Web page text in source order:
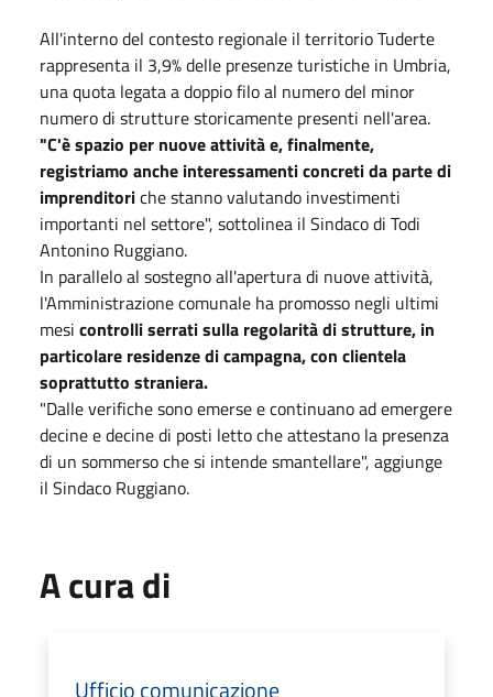
All'interno del contesto regionale il territorio Tuderte
rappresenta il 3,9% delle presenze turistiche in Umbria,
una quota legata a doppio filo al numero del minor
numero di strutture storicamente presenti nell'area.
"C'è spazio per nuove attività e, finalmente,
registriamo anche interessamenti concreti da parte di
imprenditoriche stanno valutando investimenti
importanti nel settore", sottolinea il Sindaco di Todi
Antonino Ruggiano.
In parallelo al sostegno all'apertura di nuove attività,
l'Amministrazione comunale ha promosso negli ultimi
mesi controlli serrati sulla regolarità di strutture, in
particolare residenze di campagna, con clientela
soprattutto straniera.
"Dalle verifiche sono emerse e continuano ad emergere
decine e decine di posti letto che attestano la presenza
di un sommerso che si intende smantellare", aggiunge
il Sindaco Ruggiano.
A cura di
Ufficio comunicazione